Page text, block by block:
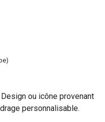
ou icône provenant
personnalisable.